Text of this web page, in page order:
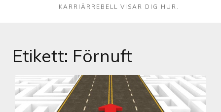
KARRIÄRREBELL VISAR DIG HUR.
Etikett: Förnuft